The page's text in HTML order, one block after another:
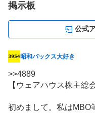
掲示板
公式
掲
示
板
事
昭和パックス大好き
>>4889
【ウェアハウス株主総
初めまして。私はMBO